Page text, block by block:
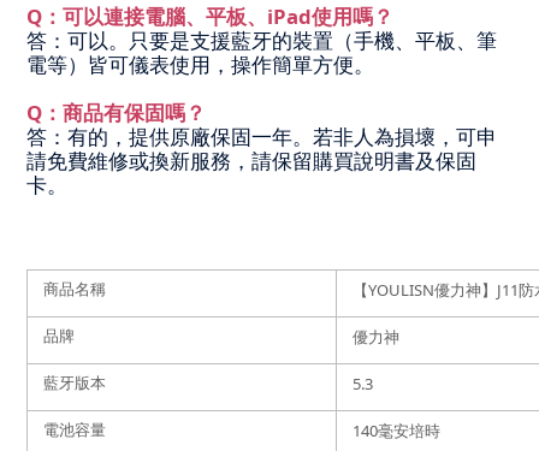
Q：可以連接電腦、平板、iPad使用嗎？
答：可以。只要是支援藍牙的裝置（手機、平板、筆
電等）皆可儀表使用，操作簡單方便。
Q：商品有保固嗎？
答：有的，提供原廠保固一年。若非人為損壞，可申
請免費維修或換新服務，請保留購買說明書及保固
卡。
商品名稱 【YOULISN優力神】J11
品牌 優力神
藍牙版本 5.3
電池容量 140毫安培時